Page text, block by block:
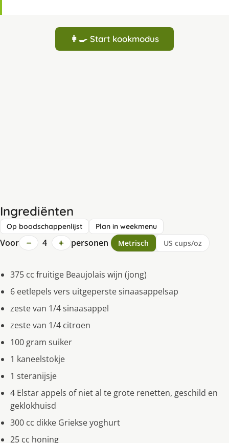
👩‍🍳 Start kookmodus
Ingrediënten
Op boodschappenlijst Plan in weekmenu
Voor − 4 + personen Metrisch US cups/oz
375 cc fruitige Beaujolais wijn (jong)
6 eetlepels vers uitgeperste sinaasappelsap
zeste van 1/4 sinaasappel
zeste van 1/4 citroen
100 gram suiker
1 kaneelstokje
1 steranijsje
4 Elstar appels of niet al te grote renetten, geschild en
geklokhuisd
300 cc dikke Griekse yoghurt
25 cc honing